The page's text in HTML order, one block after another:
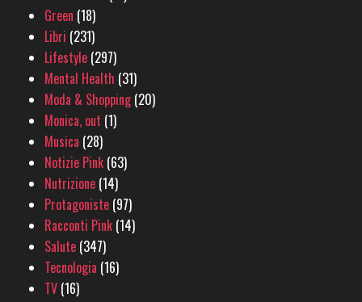
Green (18)
Libri (231)
Lifestyle (297)
Mental Health (31)
Moda & Shopping(20)
Monica, out (1)
Musica (28)
Notizie Pink (63)
Nutrizione (14)
Protagoniste (97)
Racconti Pink (14)
Salute (347)
Tecnologia (16)
TV (16)